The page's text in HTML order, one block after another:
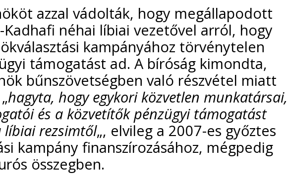
azzal vádolták, hogy megállapodott
néhai líbiai vezetővel arról, hogy
kampányához törvénytelen
támogatást ad. A bíróság kimondta,
bűnszövetségben való részvétel miatt
hagyta, hogy egykori közvetlen munkatársai,
és a közvetítők pénzügyi támogatást
líbiai rezsimtől„, elvileg a 2007-es győztes
kampány finanszírozásához, mégpedig
összegben.